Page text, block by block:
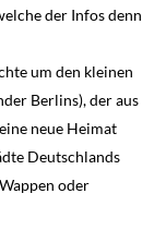
der Infos denn
um den kleinen
Berlins), der aus
neue Heimat
Deutschlands
oder